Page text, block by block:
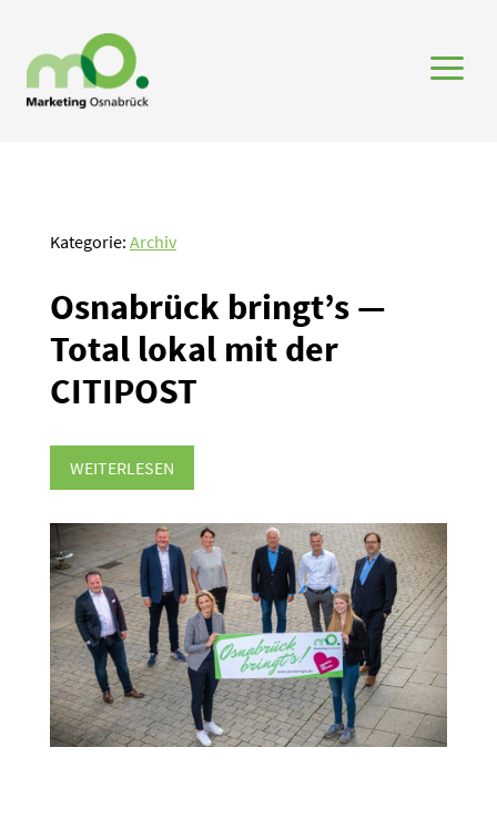
a
Kategorie: Archiv
Osnabrück bringt’s —
Total lokal mit der
CITIPOST
WEITERLESEN